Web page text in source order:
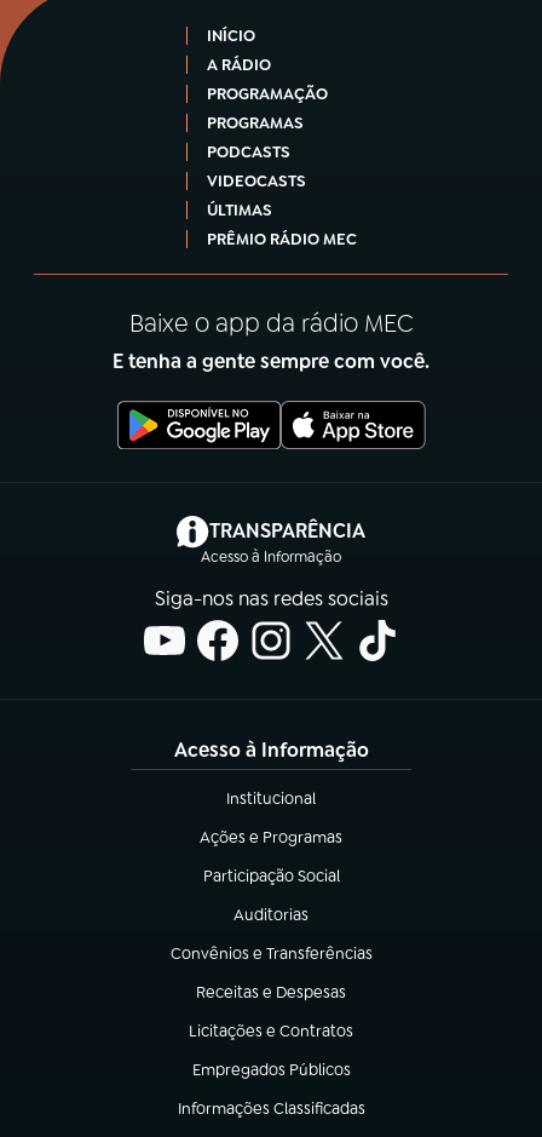
INÍCIO
A RÁDIO
PROGRAMAÇÃO
PROGRAMAS
PODCASTS
VIDEOCASTS
ÚLTIMAS
PRÊMIO RÁDIO MEC
Baixe o app da rádio MEC
E tenha a gente sempre com você.
TRANSPARÊNCIA
Acesso à Informação
(abre em nova aba)
Siga-nos nas redes sociais
Acesso à Informação
Institucional
(abre em nova aba)
Ações e Programas
(abre em nova aba)
Participação Social
(abre em nova aba)
Auditorias
(abre em nova aba)
Convênios e Transferências
(abre em nova aba)
Receitas e Despesas
(abre em nova aba)
Licitações e Contratos
(abre em nova aba)
Empregados Públicos
(abre em nova aba)
Informações Classificadas
(abre em nova aba)